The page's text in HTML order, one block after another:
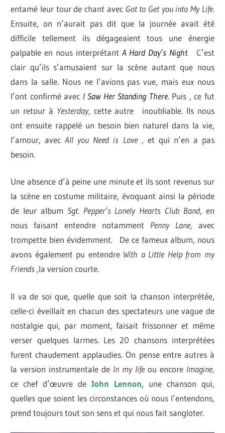
entamé leur tour de chant avec Got to Get you into My Life.
Ensuite, on n’aurait pas dit que la journée avait été
difficile tellement ils dégageaient tous une énergie
palpable en nous interprétant A Hard Day’s Night. C’est
clair qu’ils s’amusaient sur la scène autant que nous
dans la salle. Nous ne l’avions pas vue, mais eux nous
l’ont confirmé avec I Saw Her Standing There. Puis , ce fut
un retour à Yesterday, cette autre inoubliable. Ils nous
ont ensuite rappelé un besoin bien naturel dans la vie,
l’amour, avecAll you Need is Love , et qui n’en a pas
besoin.
Une absence d’à peine une minute et ils sont revenus sur
la scène en costume militaire, évoquant ainsi la période
de leur album Sgt. Pepper’s Lonely Hearts Club Band, en
nous faisant entendre notamment Penny Lane, avec
trompette bien évidemment. De ce fameux album, nous
avons également pu entendre With a Little Help from my
Friends ,la version courte.
Il va de soi que, quelle que soit la chanson interprétée,
celle-ci éveillait en chacun des spectateurs une vague de
nostalgie qui, par moment, faisait frissonner et même
verser quelques larmes. Les 20 chansons interprétées
furent chaudement applaudies. On pense entre autres à
la version instrumentale de In my lifeou encore Imagine,
ce chef d’œuvre deJohn Lennon,une chanson qui,
quelles que soient les circonstances où nous l’entendons,
prend toujours tout son sens et qui nous fait sangloter.